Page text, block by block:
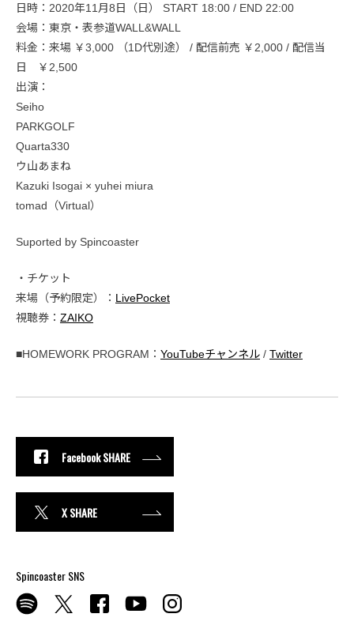
日時：2020年11月8日（日） START 18:00 / END 22:00
会場：東京・表参道WALL&WALL
料金：来場 ￥3,000 （1D代別途） / 配信前売 ￥2,000 / 配信当
日 ￥2,500
出演：
Seiho
PARKGOLF
Quarta330
ウ山あまね
Kazuki Isogai × yuhei miura
tomad（Virtual）
Suported by Spincoaster
・チケット
来場（予約限定）： LivePocket
視聴券： ZAIKO
■HOMEWORK PROGRAM： YouTubeチャンネル / Twitter
Facebook SHARE
X SHARE
Spincoaster SNS